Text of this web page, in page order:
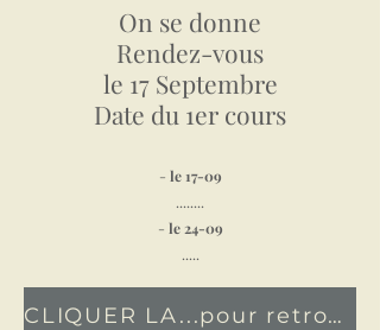
On se donne
Rendez-vous
le 17 Septembre
Date du 1er cours
- le 17-09
........
- le 24-09
.....
CLIQUER LA...pour retrouver les chorées et s'entrainer